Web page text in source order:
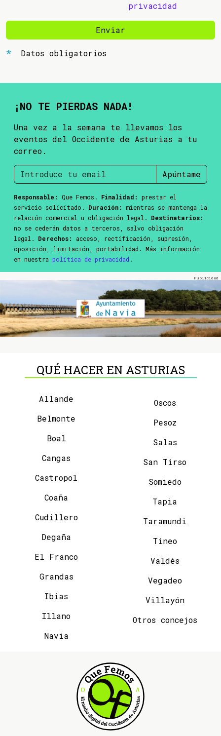
privacidad
Enviar
Datos obligatorios
¡NO TE PIERDAS NADA!
Una vez a la semana te llevamos los
eventos del Occidente de Asturias a tu
correo.
Apúntame
Responsable: Que Femos. Finalidad:
prestar el
servicio solicitado. Duración:
mientras se mantenga la
relación comercial u obligación legal. Destinatarios:
no se cederán datos a terceros, salvo obligación
legal. Derechos:
acceso, rectificación, supresión,
oposición, limitación, portabilidad. Más información
en nuestra política de privacidad .
QUÉ HACER EN ASTURIAS
Allande
Belmonte
Boal
Cangas
Castropol
Coaña
Cudillero
Degaña
El Franco
Grandas
Ibias
Illano
Navia
Oscos
Pesoz
Salas
San Tirso
Somiedo
Tapia
Taramundi
Tineo
Valdés
Vegadeo
Villayón
Otros concejos